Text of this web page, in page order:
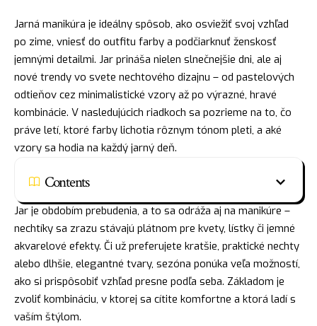
Jarná manikúra je ideálny spôsob, ako osviežiť svoj vzhľad
po zime, vniesť do outfitu farby a podčiarknuť ženskosť
jemnými detailmi. Jar prináša nielen slnečnejšie dni, ale aj
nové trendy vo svete nechtového dizajnu – od pastelových
odtieňov cez minimalistické vzory až po výrazné, hravé
kombinácie. V nasledujúcich riadkoch sa pozrieme na to, čo
práve letí, ktoré farby lichotia rôznym tónom pleti, a aké
vzory sa hodia na každý jarný deň.
Contents
Jar je obdobím prebudenia, a to sa odráža aj na manikúre –
nechtíky sa zrazu stávajú plátnom pre kvety, lístky či jemné
akvarelové efekty. Či už preferujete kratšie, praktické nechty
alebo dlhšie, elegantné tvary, sezóna ponúka veľa možností,
ako si prispôsobiť vzhľad presne podľa seba. Základom je
zvoliť kombináciu, v ktorej sa cítite komfortne a ktorá ladí s
vaším štýlom.